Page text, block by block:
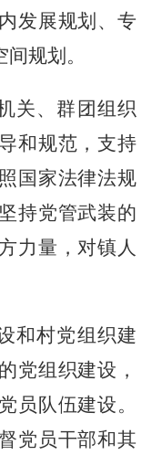
发展规划、专
规划。
关、群团组织
和规范，支持
国家法律法规
持党管武装的
力量，对镇人
和村党组织建
党组织建设，
员队伍建设。
党员干部和其